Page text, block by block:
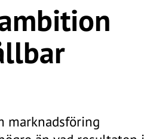
marknadsföring